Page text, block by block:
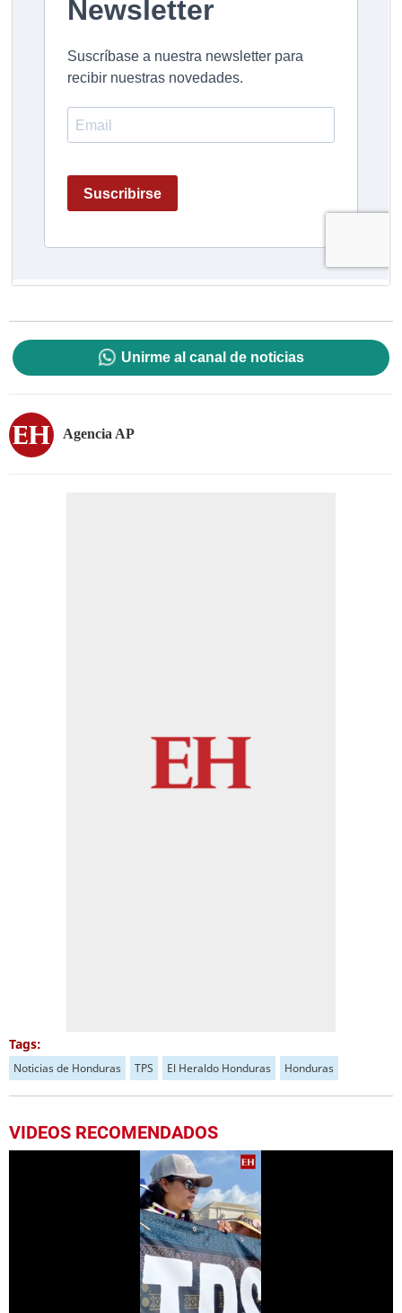
Unirme al canal de noticias
Agencia AP
Tags:
Noticias de Honduras TPS El Heraldo Honduras Honduras
VIDEOS RECOMENDADOS